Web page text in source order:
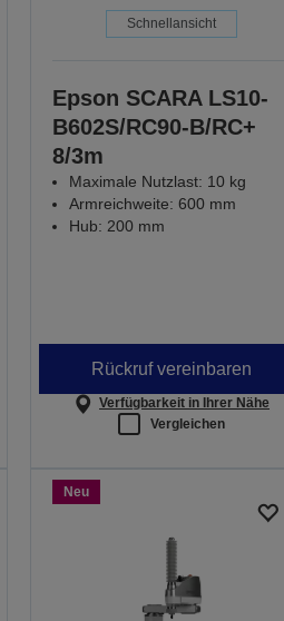
Schnellansicht
Epson SCARA LS10-
B602S/RC90-B/RC+
8/3m
Maximale Nutzlast: 10 kg
Armreichweite: 600 mm
Hub: 200 mm
Rückruf vereinbaren
Verfügbarkeit in Ihrer Nähe
Vergleichen
Neu